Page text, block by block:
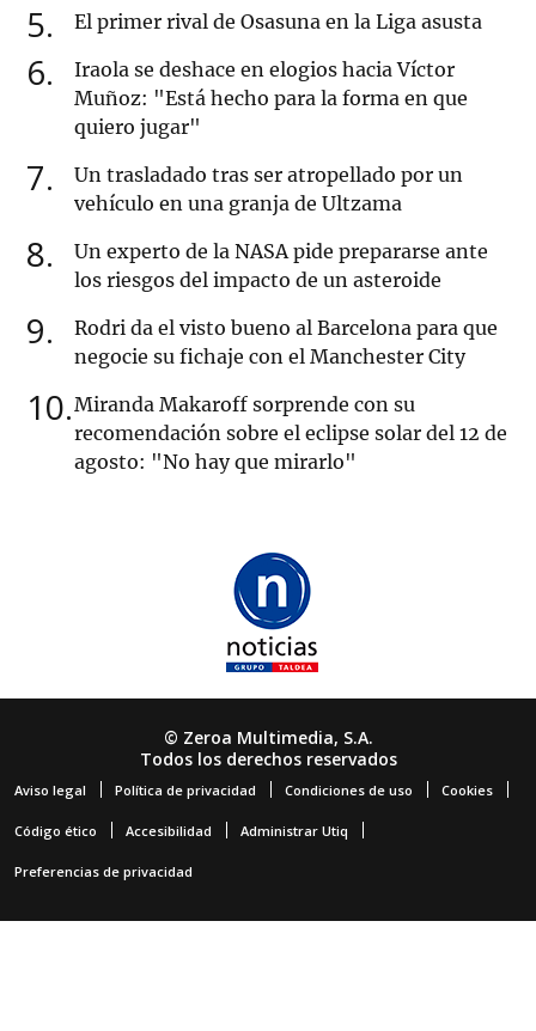
5 El primer rival de Osasuna en la Liga asusta
6
Iraola se deshace en elogios hacia Víctor
Muñoz: "Está hecho para la forma en que
quiero jugar"
7
Un trasladado tras ser atropellado por un
vehículo en una granja de Ultzama
8
Un experto de la NASA pide prepararse ante
los riesgos del impacto de un asteroide
9
Rodri da el visto bueno al Barcelona para que
negocie su fichaje con el Manchester City
10 Miranda Makaroff sorprende con su
recomendación sobre el eclipse solar del 12 de
agosto: "No hay que mirarlo"
© Zeroa Multimedia, S.A.
Todos los derechos reservados
Aviso legal Política de privacidad Condiciones de uso Cookies
Código ético Accesibilidad Administrar Utiq
Preferencias de privacidad